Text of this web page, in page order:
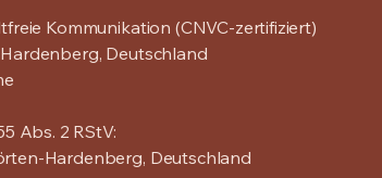
Kommunikation (CNVC-zertifiziert)
Deutschland
Abs. 2 RStV:
Hardenberg, Deutschland